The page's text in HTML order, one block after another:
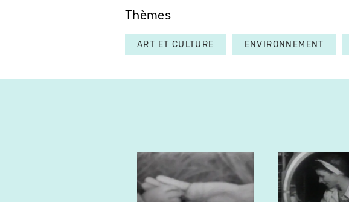
Thèmes
ART ET CULTURE ENVIRONNEMENT